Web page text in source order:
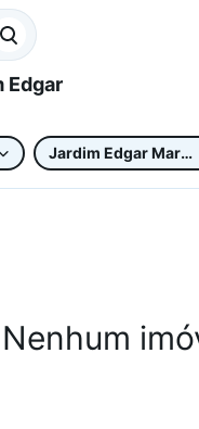
Jardim Edgar
Nenhum